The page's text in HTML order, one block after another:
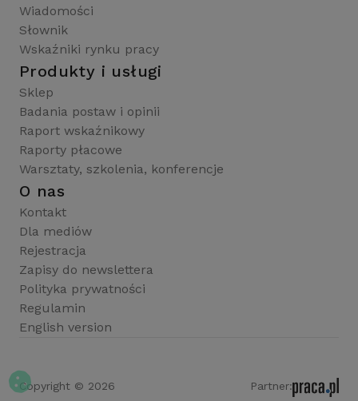
Wiadomości
Słownik
Wskaźniki rynku pracy
Produkty i usługi
Sklep
Badania postaw i opinii
Raport wskaźnikowy
Raporty płacowe
Warsztaty, szkolenia, konferencje
O nas
Kontakt
Dla mediów
Rejestracja
Zapisy do newslettera
Polityka prywatności
Regulamin
English version
Copyright © 2026 Partner: